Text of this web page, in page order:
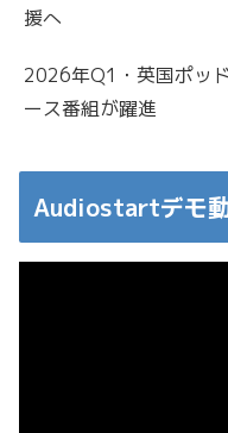
援へ
2026年Q1・英国ポッ
ース番組が躍進
Audiostartデモ